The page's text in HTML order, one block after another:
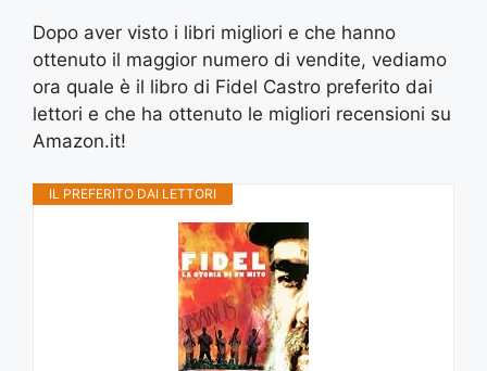
Dopo aver visto i libri migliori e che hanno
ottenuto il maggior numero di vendite, vediamo
ora quale è il libro di Fidel Castro preferito dai
lettori e che ha ottenuto le migliori recensioni su
Amazon.it!
IL PREFERITO DAI LETTORI